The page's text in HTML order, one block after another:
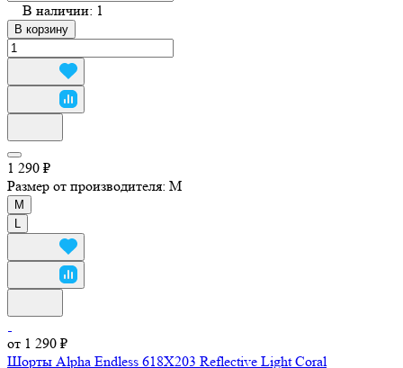
В наличии: 1
В корзину
1 290 ₽
Размер от производителя: M
M
от 1 290 ₽
Шорты Alpha Endless 618X203 Reflective Light Coral